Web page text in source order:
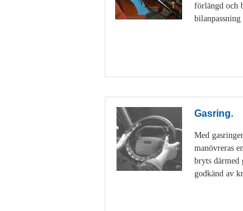
förlängd och
Gasring.
Med
manövreras
bryts därmed
godkänd av